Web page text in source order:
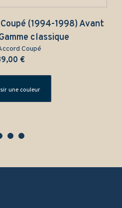
(1994-1998) Avant
classique
Coupé
€
une couleur